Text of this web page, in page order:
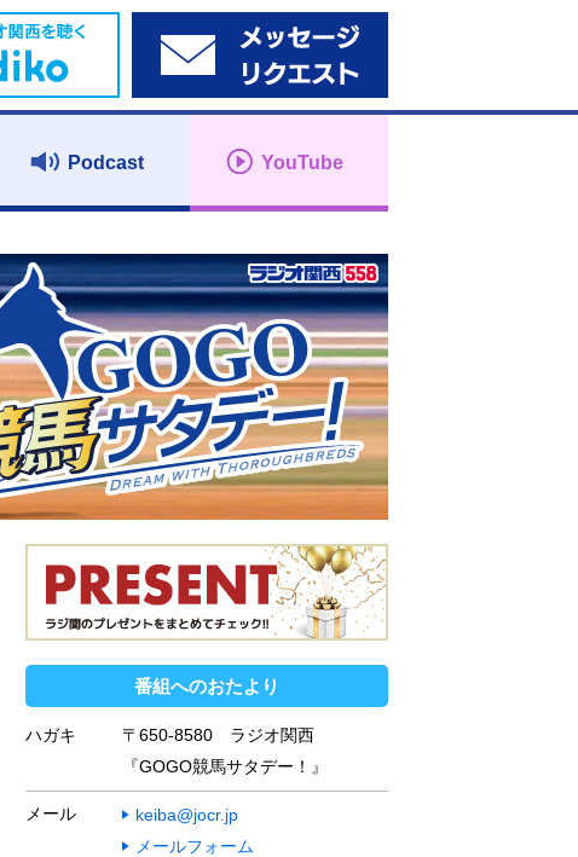
Podcast YouTube
番組へのおたより
ハガキ
〒650-8580 ラジオ関西
『GOGO競馬サタデー！』
メール
keiba@jocr.jp
メールフォーム